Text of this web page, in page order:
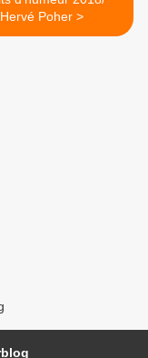
Hervé Poher >